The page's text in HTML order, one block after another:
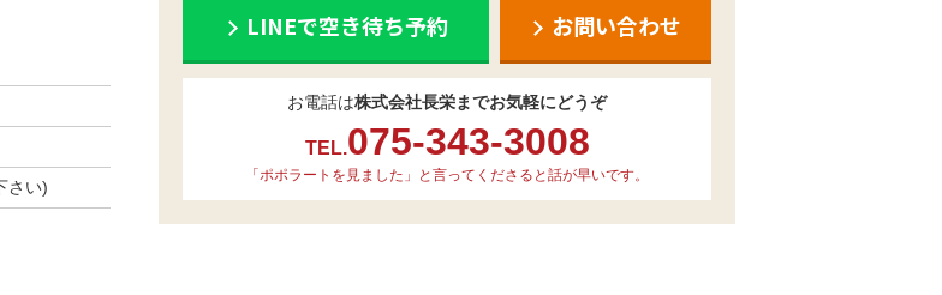
さい)
LINEで空き待ち予約 お問い合わせ
お電話は株式会社長栄までお気軽にどうぞ
TEL.075-343-3008
「ポポラートを見ました」と言ってくださると話が早いです。